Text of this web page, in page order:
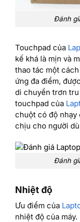
Đánh
Touchpad của
kế khá là mịn và
thao tác một
ứng đa điểm,
di chuyển trơn
touchpad của
chuột có độ nhạy
chịu cho người
Đánh
Nhiệt độ
Ưu điểm của
nhiệt độ của